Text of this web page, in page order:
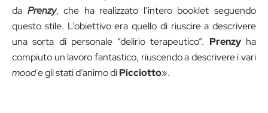
da Prenzy, che ha realizzato l’intero booklet seguendo
questo stile. L’obiettivo era quello di riuscire a descrivere
una sorta di personale “delirio terapeutico”. Prenzyha
compiuto un lavoro fantastico, riuscendo a descrivere i vari
moode gli stati d’animo diPicciotto».